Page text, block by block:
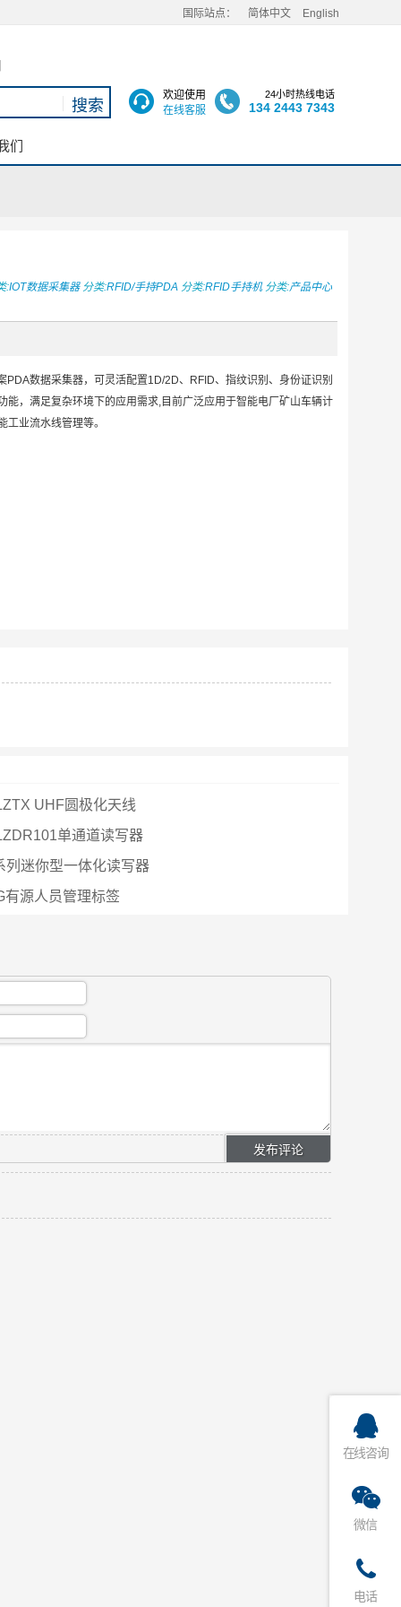
国际站点： 简体中文 English
欢迎使用
在线客服
24小时热线电话
134 2443 7343
们
:IOT数据采集器分类:RFID/手持PDA分类:RFID手持机分类:产品中心
数据采集器，可灵活配置1D/2D、RFID、指纹识别、身份证识别
，满足复杂环境下的应用需求,目前广泛应用于智能电厂矿山车辆计
业流水线管理等。
UHF圆极化天线
单通道读写器
列迷你型一体化读写器
有源人员管理标签
在线咨询
微信
电话